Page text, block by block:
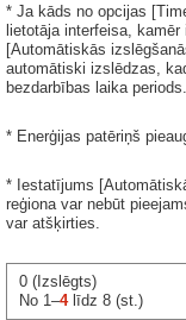
* Ja kāds no opcijas
lietotāja interfeisa,
[Automātiskās
automātiski izslēdzas,
bezdarbības laika periods.
* Enerģijas patēriņš
* Iestatījums
reģiona var nebūt
var atšķirties.
0 (Izslēgts)
No 1–4līdz 8 (st.)